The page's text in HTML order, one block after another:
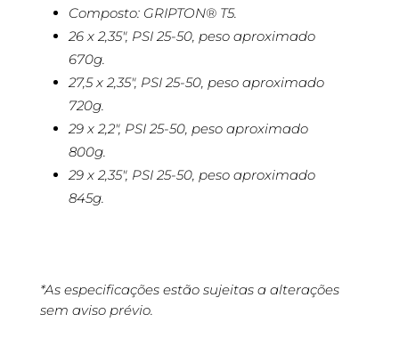
Composto: GRIPTON® T5.
26 x 2,35″, PSI 25-50, peso aproximado
670g.
27,5 x 2,35″, PSI 25-50, peso aproximado
720g.
29 x 2,2″, PSI 25-50, peso aproximado
800g.
29 x 2,35″, PSI 25-50, peso aproximado
845g.
*As especificações estão sujeitas a alterações
sem aviso prévio.